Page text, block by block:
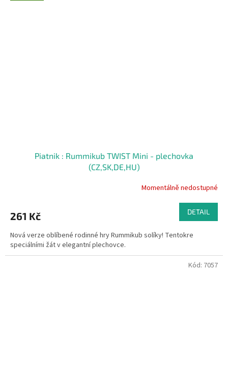
Piatnik : Rummikub TWIST Mini - plechovka
(CZ,SK,DE,HU)
Momentálně nedostupné
261 Kč DETAIL
Nová verze oblíbené rodinné hry Rummikub solíky! Tentokre
speciálními žát v elegantní plechovce.
Kód: 7057